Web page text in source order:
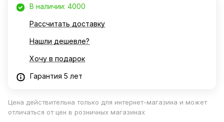
В наличии: 4000
Рассчитать доставку
Нашли дешевле?
Хочу в подарок
Гарантия 5 лет
Цена действительна только для интернет-магазина и может
отличаться от цен в розничных магазинах